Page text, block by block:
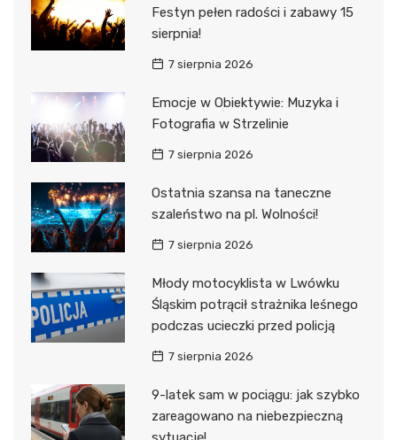
Festyn pełen radości i zabawy 15
sierpnia!
7 sierpnia 2026
Emocje w Obiektywie: Muzyka i
Fotografia w Strzelinie
7 sierpnia 2026
Ostatnia szansa na taneczne
szaleństwo na pl. Wolności!
7 sierpnia 2026
Młody motocyklista w Lwówku
Śląskim potrącił strażnika leśnego
podczas ucieczki przed policją
7 sierpnia 2026
9-latek sam w pociągu: jak szybko
zareagowano na niebezpieczną